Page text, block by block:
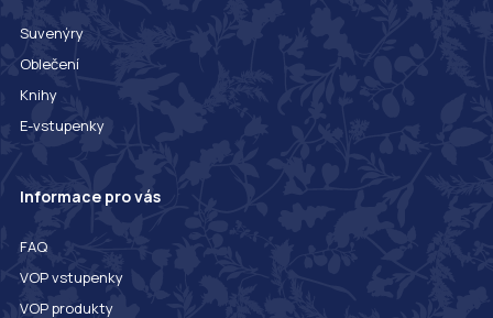
Suvenýry
Oblečení
Knihy
E-vstupenky
Informace pro vás
FAQ
VOP vstupenky
VOP produkty